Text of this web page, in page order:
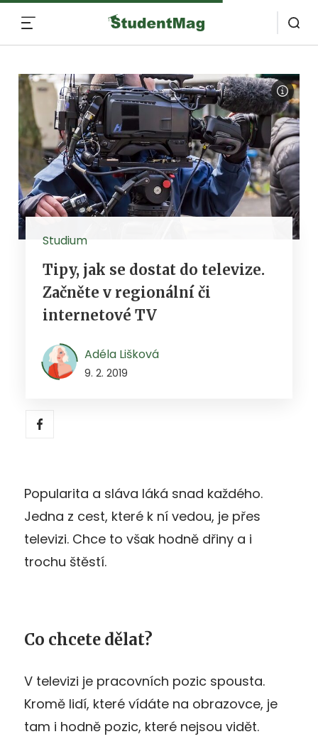
Studium
Tipy, jak se dostat do televize.
Začněte v regionální či
internetové TV
Adéla Lišková
9. 2. 2019
Popularita a sláva láká snad každého.
Jedna z cest, které k ní vedou, je přes
televizi. Chce to však hodně dřiny a i
trochu štěstí.
Co chcete dělat?
V televizi je pracovních pozic spousta.
Kromě lidí, které vídáte na obrazovce, je
tam i hodně pozic, které nejsou vidět.